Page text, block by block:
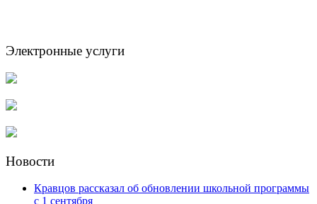
Электронные услуги
Новости
Кравцов рассказал об обновлении школьной программы
с 1 сентября